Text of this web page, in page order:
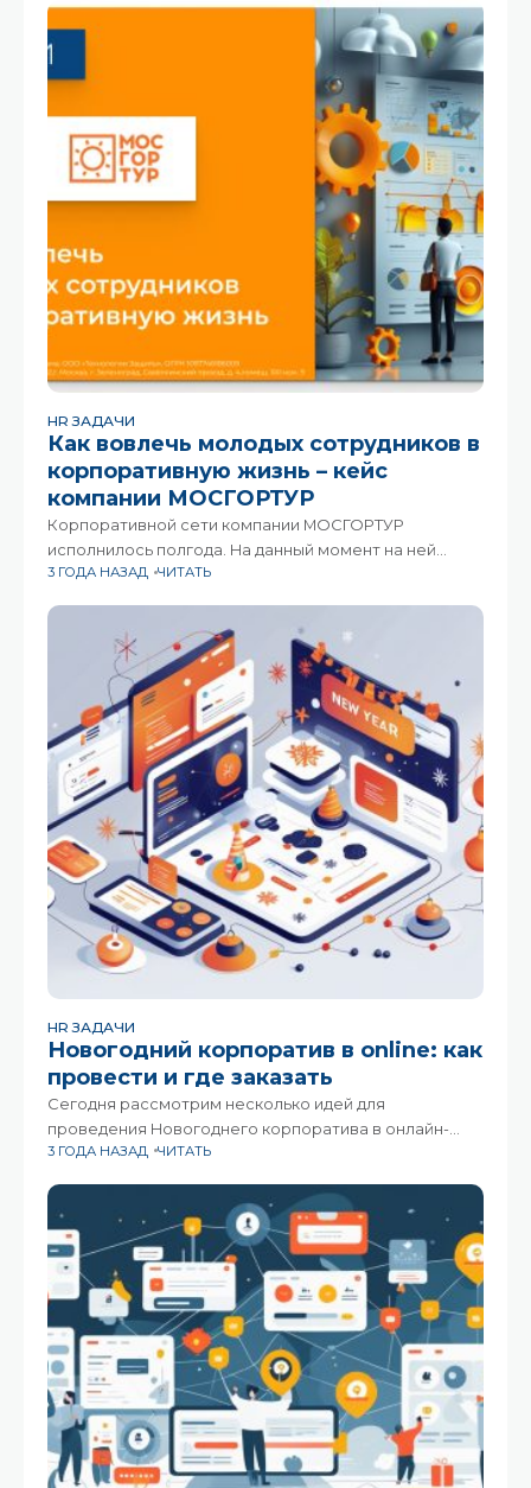
HR ЗАДАЧИ
Как вовлечь молодых сотрудников в
корпоративную жизнь – кейс
компании МОСГОРТУР
Корпоративной сети компании МОСГОРТУР
исполнилось полгода. На данный момент на ней
зарегистрировано около 100 сотрудников, которые
проводят баттлы на баланс борде. Мы решили
3 ГОДА НАЗАД ЧИТАТЬ
HR ЗАДАЧИ
Новогодний корпоратив в online: как
провести и где заказать
Сегодня рассмотрим несколько идей для
проведения Новогоднего корпоратива в онлайн-
формате, а также предложим несколько платформ,
мероприятия.В настоящее время многие компании
переходят на онлайн-формат работы, и
3 ГОДА НАЗАД ЧИТАТЬ